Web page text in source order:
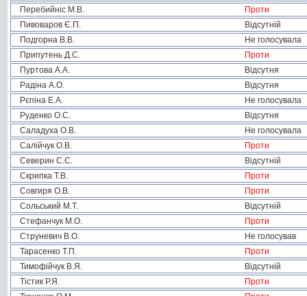
Перебийніс М.В.
Проти
Пивоваров Є.П.
Відсутній
Подгорна В.В.
Не голосувала
Припутень Д.С.
Проти
Пуртова А.А.
Відсутня
Радіна А.О.
Відсутня
Рєпіна Е.А.
Не голосувала
Руденко О.С.
Відсутня
Саладуха О.В.
Не голосувала
Салійчук О.В.
Проти
Северин С.С.
Відсутній
Скрипка Т.В.
Проти
Совгиря О.В.
Проти
Сольський М.Т.
Відсутній
Стефанчук М.О.
Проти
Струневич В.О.
Не голосував
Тарасенко Т.П.
Проти
Тимофійчук В.Я.
Відсутній
Тістик Р.Я.
Проти